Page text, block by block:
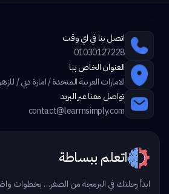
اتصل بنا في اي وقت
01030127228
العنوان الخاص بنا
الامارات العربية المتحدة / امارة دبي / للزهرا
تواصل معنا عبر البريد
contact@learrnsimply.com
اتعلم ببساطة
ابدأ رحلتك في البرمجة من الصفر… بخطوات